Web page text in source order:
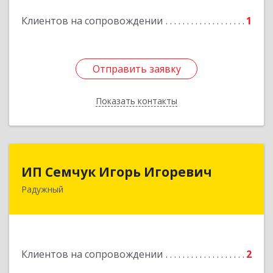
Клиентов на сопровождении 1
Отправить заявку
Показать контакты
Отправить заявку
Назад
ИП Семчук Игорь Игоревич
Радужный
Клиентов на сопровождении 2
628464, ХМАО-Югра, г. Радужный, 1 мкн.,